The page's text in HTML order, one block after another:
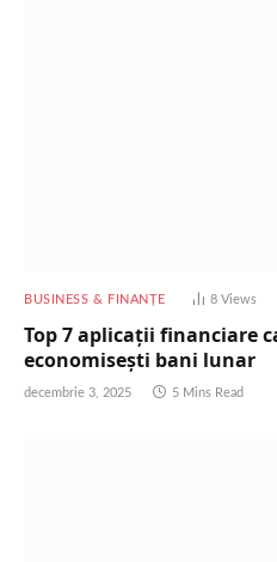
BUSINESS & FINANȚE 8 Views
Top 7 aplicații financiare
economisești bani lunar
decembrie 3, 2025 5 Mins Read